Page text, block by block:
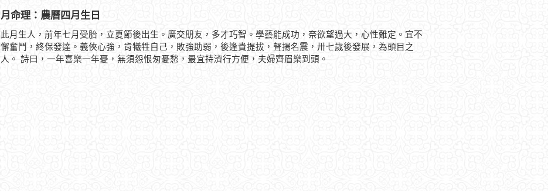
月命理：農曆四月生日
此月生人，前年七月受胎，立夏節後出生。廣交朋友，多才巧智。學藝能成功，奈欲望過大，心性難定。宜不
懈奮鬥，終保發達。義俠心強，肯犧牲自己，敗強助弱，後逢貴提拔，聲揚名震，卅七歲後發展，為頭目之
人。 詩曰，一年喜樂一年憂，無須怨恨匆憂愁，最宜持濟行方便，夫婦齊眉樂到頭。